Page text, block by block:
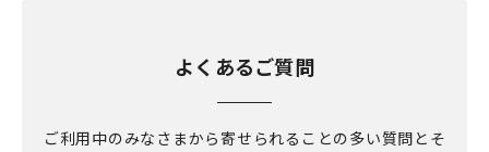
よくあるご質問
ご利用中のみなさまから寄せられることの多い質問とそ